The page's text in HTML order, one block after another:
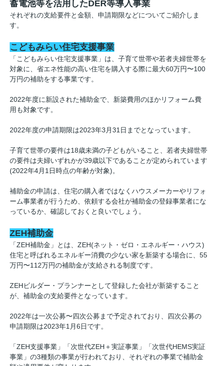
蓄電池等を活用したDER等導入事業
それぞれの支給要件と金額、申請期限などについてご紹介しま
す。
こどもみらい住宅支援事業
「こどもみらい住宅支援事業」は、子育て世帯や若者夫婦世帯を
対象に、省エネ性能の高い住宅を購入する際に最大60万円〜100
万円の補助をする事業です。
2022年度に新設された補助金で、新築費用のほかリフォーム費
用も対象です。
2022年度の申請期限は2023年3月31日までとなっています。
子育て世帯の要件は18歳未満の子どもがいること、若者夫婦世帯
の要件は夫婦いずれかが39歳以下であることが定められています
(2022年4月1日時点の年齢が対象)。
補助金の申請は、住宅の購入者ではなくハウスメーカーやリフォ
ーム事業者が行うため、依頼する会社が補助金の登録事業者にな
っているか、確認しておくと良いでしょう。
ZEH補助金
「ZEH補助金」とは、ZEH(ネット・ゼロ・エネルギー・ハウス)
住宅と呼ばれるエネルギー消費の少ない家を新築する場合に、55
万円〜112万円の補助金が支給される制度です。
ZEHビルダー・プランナーとして登録した会社が新築すること
が、補助金の支給要件となっています。
2022年は一次公募〜四次公募まで予定されており、四次公募の
申請期限は2023年1月6日です。
「ZEH支援事業」「次世代ZEH＋実証事業」「次世代HEMS実証
事業」の3種類の事業が行われており、それぞれの事業で補助金